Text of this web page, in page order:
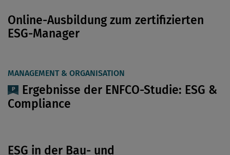
Online-Ausbildung zum zertifizierten
ESG-Manager
MANAGEMENT & ORGANISATION
Ergebnisse der ENFCO-Studie: ESG &
Compliance
ESG in der Bau- und